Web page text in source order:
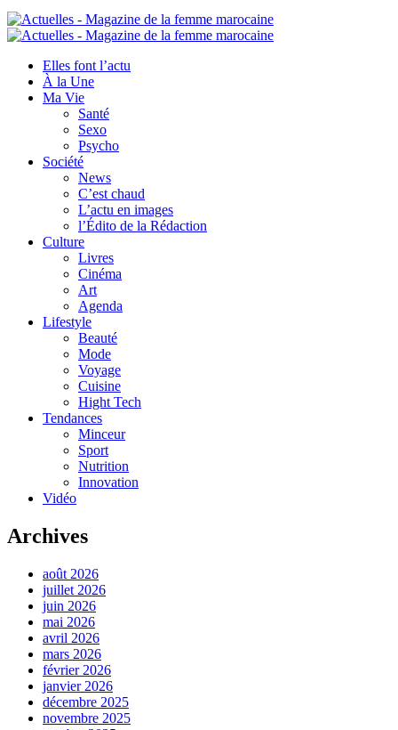
Elles font l’actu
À la Une
Ma Vie
Santé
Sexo
Psycho
Société
News
C’est chaud
L’actu en images
l’Édito de la Rédaction
Culture
Livres
Cinéma
Art
Agenda
Lifestyle
Beauté
Mode
Voyage
Cuisine
Hight Tech
Tendances
Minceur
Sport
Nutrition
Innovation
Vidéo
Archives
août 2026
juillet 2026
juin 2026
mai 2026
avril 2026
mars 2026
février 2026
janvier 2026
décembre 2025
novembre 2025